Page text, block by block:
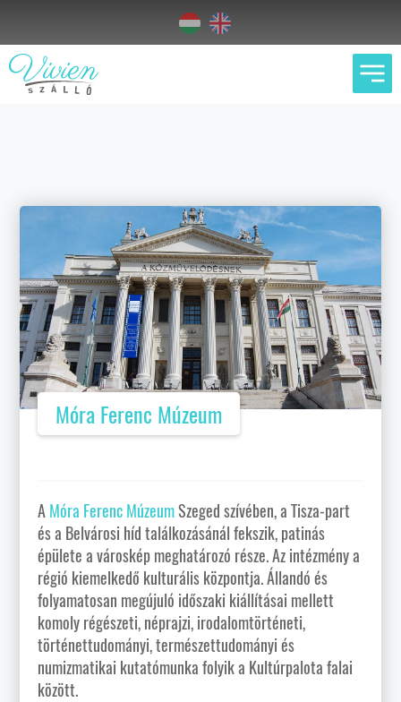
Móra Ferenc Múzeum
AMóra Ferenc MúzeumSzeged szívében, a Tisza-part
és a Belvárosi híd találkozásánál fekszik, patinás
épülete a városkép meghatározó része. Az intézmény a
régió kiemelkedő kulturális központja. Állandó és
folyamatosan megújuló időszaki kiállításai mellett
komoly régészeti, néprajzi, irodalomtörténeti,
történettudományi, természettudományi és
numizmatikai kutatómunka folyik a Kultúrpalota falai
között.